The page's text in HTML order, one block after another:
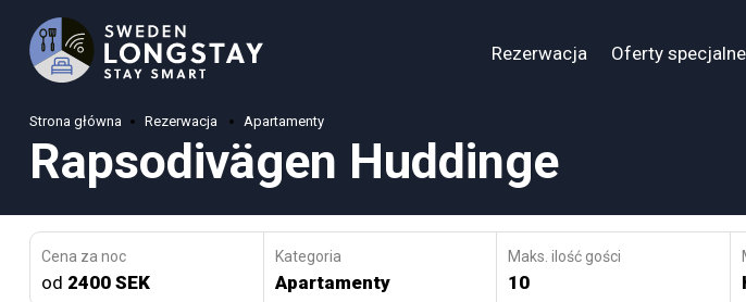
Rezerwacja Oferty specjalne
Strona główna Rezerwacja Apartamenty
Rapsodivägen Huddinge
Cena za noc
od 2400 SEK
Kategoria
Apartamenty
Maks. ilość gości
10